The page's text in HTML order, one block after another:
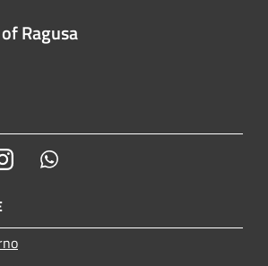
Ragusa
Instagram